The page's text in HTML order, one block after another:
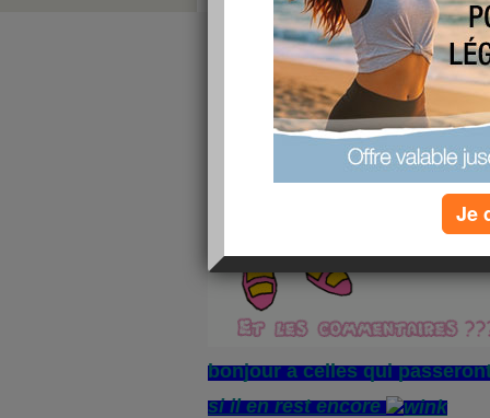
bonjour a celles qui
si il en rest encore
Je